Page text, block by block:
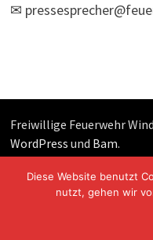
✉
Freiwillige Feuerwehr
WordPress und Bam.
Diese Website benutzt
nutzt, gehen wir